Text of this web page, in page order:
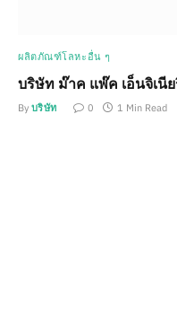
ผลิตภัณฑ์โลหะอื่น ๆ
บริษัท ม๊าค แพ๊ค เอ็นจิเนี
By บริษัท 0 1 Min Read